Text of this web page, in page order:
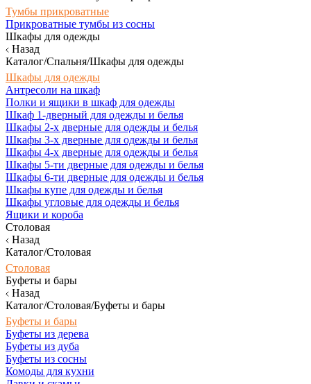
Тумбы прикроватные
Прикроватные тумбы из сосны
Шкафы для одежды
Назад
Каталог/Спальня/Шкафы для одежды
Шкафы для одежды
Антресоли на шкаф
Полки и ящики в шкаф для одежды
Шкаф 1-дверный для одежды и белья
Шкафы 2-х дверные для одежды и белья
Шкафы 3-х дверные для одежды и белья
Шкафы 4-х дверные для одежды и белья
Шкафы 5-ти дверные для одежды и белья
Шкафы 6-ти дверные для одежды и белья
Шкафы купе для одежды и белья
Шкафы угловые для одежды и белья
Ящики и короба
Столовая
Назад
Каталог/Столовая
Столовая
Буфеты и бары
Назад
Каталог/Столовая/Буфеты и бары
Буфеты и бары
Буфеты из дерева
Буфеты из дуба
Буфеты из сосны
Комоды для кухни